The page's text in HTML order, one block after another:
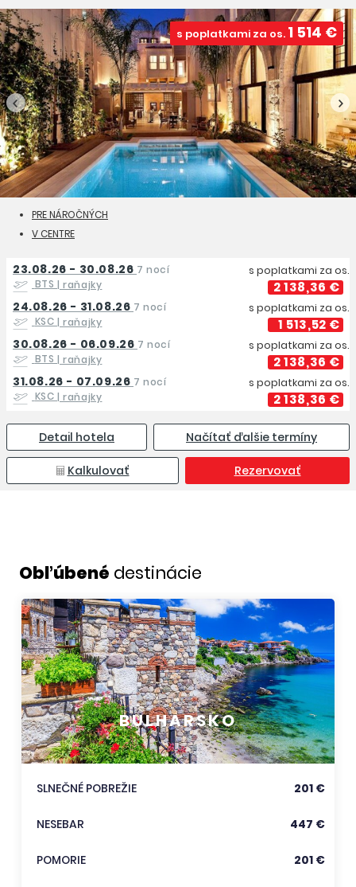
s poplatkami za os. 1 514 €
PRE NÁROČNÝCH
V CENTRE
23.08.26 - 30.08.26 7 nocí
BTS| raňajky
s poplatkami za os.
2 138,36 €
24.08.26 - 31.08.26 7 nocí
KSC| raňajky
s poplatkami za os.
1 513,52 €
30.08.26 - 06.09.26 7 nocí
BTS| raňajky
s poplatkami za os.
2 138,36 €
31.08.26 - 07.09.26 7 nocí
KSC| raňajky
s poplatkami za os.
2 138,36 €
Detail hotela Načítať ďalšie termíny
Kalkulovať Rezervovať
Obľúbené destinácie
BULHARSKO
SLNEČNÉ POBREŽIE 201 €
NESEBAR 447 €
POMORIE 201 €